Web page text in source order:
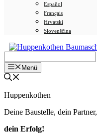
Español
Français
Hrvatski
Slovenščina
Menü
Huppenkothen
Deine Baustelle, dein Partner,
dein Erfolg!